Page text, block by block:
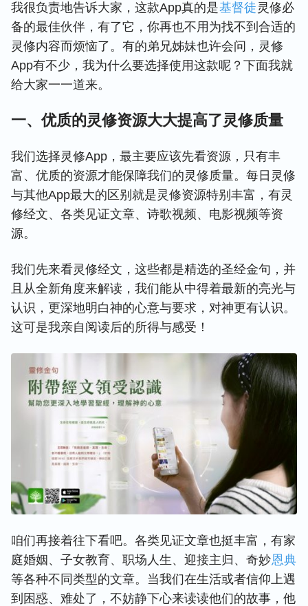
我很负责地告诉大家，这款App真的是基督徒 灵修必
备的最佳伙伴，有了它，你再也不用为找不到合适的
灵修内容而烦恼了。有的弟兄姊妹也许会问，灵修
App有不少，我为什么要选择使用这款呢？下面我就
给大家一一道来。
一、优质的灵修资源大大提高了灵修质量
我们选择灵修App，最主要应该先看资源，只有丰
富、优质的资源才能保障我们的灵修质量。每日灵修
与其他App最大的区别就是灵修资源特别丰富，有灵
修经文、各类见证文章、诗歌视频、电影视频等资
源。
我们先来看灵修经文，这些都是精选的圣经金句，并
且从全新角度来解读，我们能从中得着最新的亮光与
认识，更深地明白神的心意与要求，对神更有认识。
这可是我亲自阅读后的所得与感受！
咱们再接着往下看吧。各类见证文章也挺丰富，有家
庭婚姻、子女教育、职场人生、迎接主归、奇妙恩典
等各种不同类型的文章。当我们在生活或者信仰上遇
到困惑、难处了，不妨静下心来读读他们的故事，他